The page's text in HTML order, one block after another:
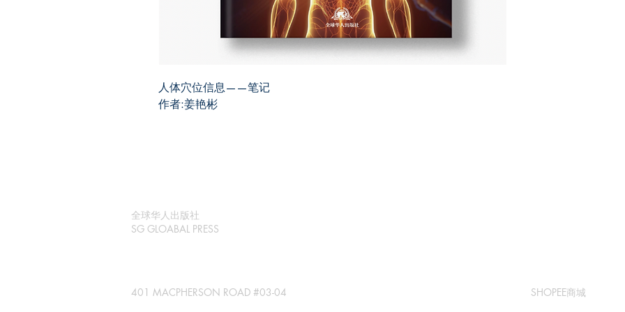
人体穴位信息——笔记
作者:姜艳彬
全球华人出版社
SG GLOABAL PRESS
401 MACPHERSON ROAD #03-04
SHOPEE商城